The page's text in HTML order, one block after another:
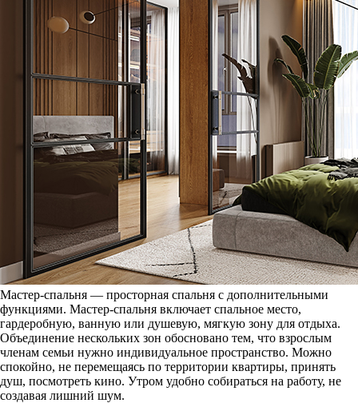
Мастер-спальня — просторная спальня с дополнительными
функциями. Мастер-спальня включает спальное место,
гардеробную, ванную или душевую, мягкую зону для отдыха.
Объединение нескольких зон обосновано тем, что взрослым
членам семьи нужно индивидуальное пространство. Можно
спокойно, не перемещаясь по территории квартиры, принять
душ, посмотреть кино. Утром удобно собираться на работу, не
создавая лишний шум.